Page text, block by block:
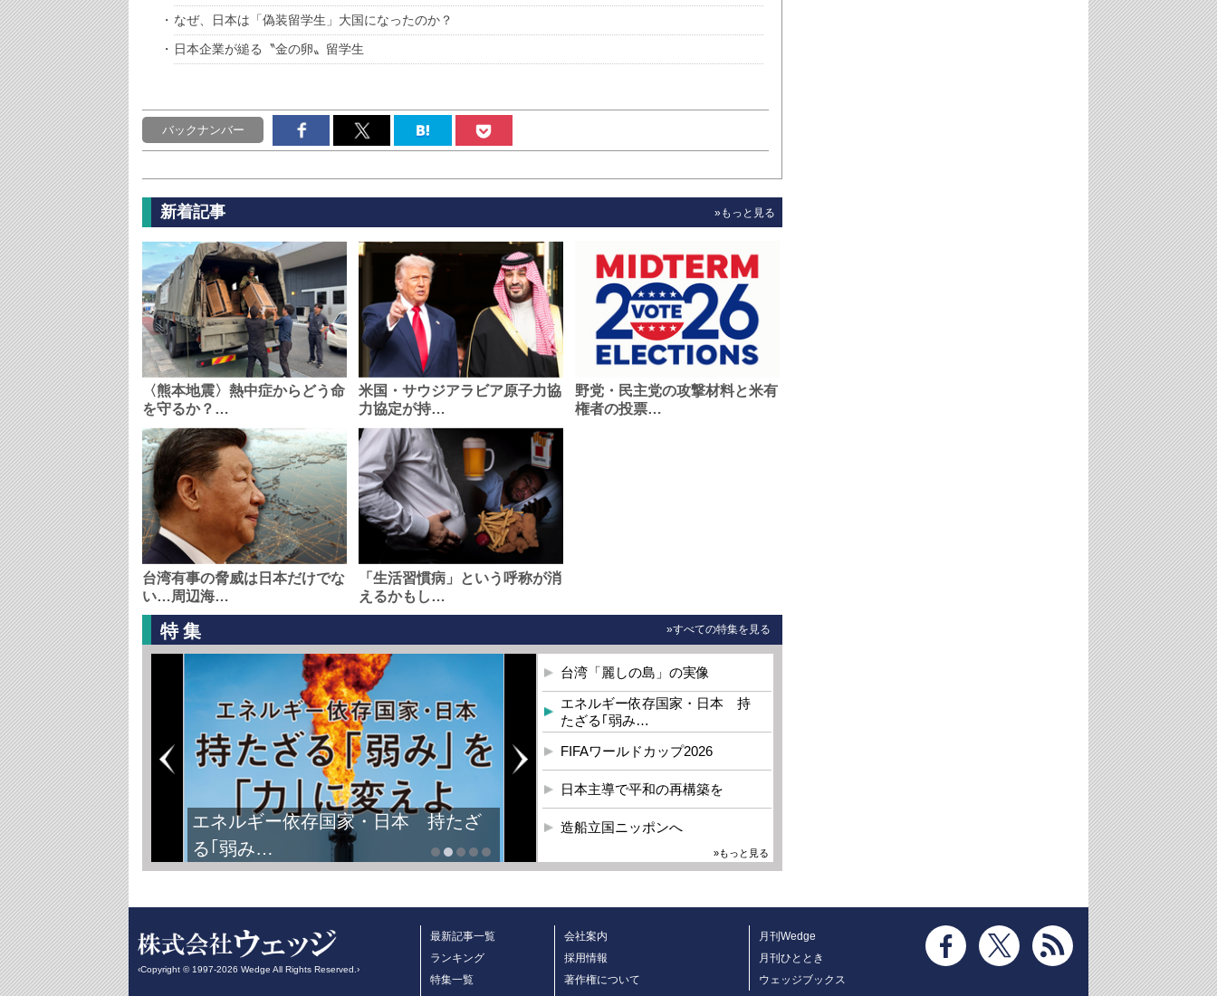
なぜ、日本は「偽装留学生」大国になったのか？
日本企業が縋る〝金の卵〟留学生
バックナンバー
新着記事 »もっと見る
〈熊本地震〉熱中症からどう命
を守るか？…
米国・サウジアラビア原子力協
力協定が持…
野党・民主党の攻撃材料と米有
権者の投票…
台湾有事の脅威は日本だけでな
い…周辺海…
「生活習慣病」という呼称が消
えるかもし…
特集 »すべての特集を見る
エネルギー依存国家・日本 持たざ
る｢弱み…
台湾「麗しの島」の実像
エネルギー依存国家・日本 持
たざる｢弱み…
FIFAワールドカップ2026
日本主導で平和の再構築を
造船立国ニッポンへ
»もっと見る
‹Copyright © 1997-2026 Wedge All Rights Reserved.›
最新記事一覧
ランキング
特集一覧
会社案内
採用情報
著作権について
月刊Wedge
月刊ひととき
ウェッジブックス